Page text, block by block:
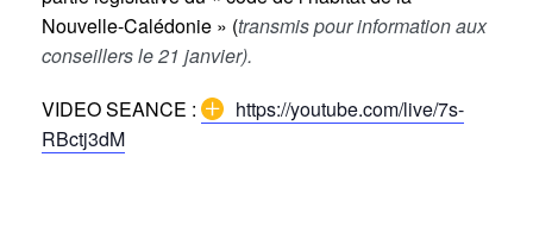
Nouvelle-Calédonie » (transmis pour information aux
conseillers le 21 janvier).
VIDEO SEANCE :
https://youtube.com/live/7s-
RBctj3dM